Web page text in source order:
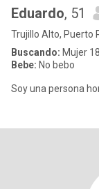
Eduardo, 51
Trujillo Alto, Puerto
Buscando: Mujer
Bebe: No bebo
Soy una persona